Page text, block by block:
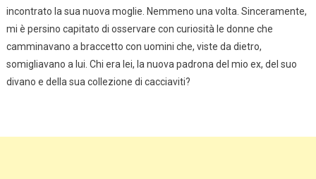
incontrato la sua nuova moglie. Nemmeno una volta. Sinceramente,
mi è persino capitato di osservare con curiosità le donne che
camminavano a braccetto con uomini che, viste da dietro,
somigliavano a lui. Chi era lei, la nuova padrona del mio ex, del suo
divano e della sua collezione di cacciaviti?